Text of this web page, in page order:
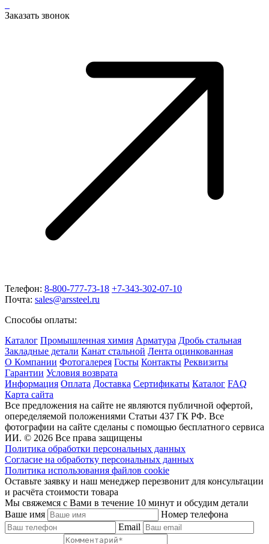
Заказать звонок
Телефон: 8-800-777-73-18 +7-343-302-07-10
Почта: sales@arssteel.ru
Способы оплаты:
Каталог Промышленная химия Арматура Дробь стальная
Закладные детали Канат стальной Лента оцинкованная
О Компании Фотогалерея Госты Контакты Реквизиты
Гарантии Условия возврата
Информация Оплата Доставка Сертификаты Каталог FAQ
Карта сайта
Все предложения на сайте не являются публичной офертой,
опеределяемой положениями Статьи 437 ГК РФ. Все
фотографии на сайте сделаны с помощью бесплатного сервиса
ИИ. © 2026 Все права защищены
Политика обработки персональных данных
Согласие на обработку персональных данных
Политика использования файлов cookie
Оставьте заявку и наш менеджер перезвонит для консультации
и расчёта стоимости товара
Мы свяжемся с Вами в течение 10 минут и обсудим детали
Ваше имя
Номер телефона
Email